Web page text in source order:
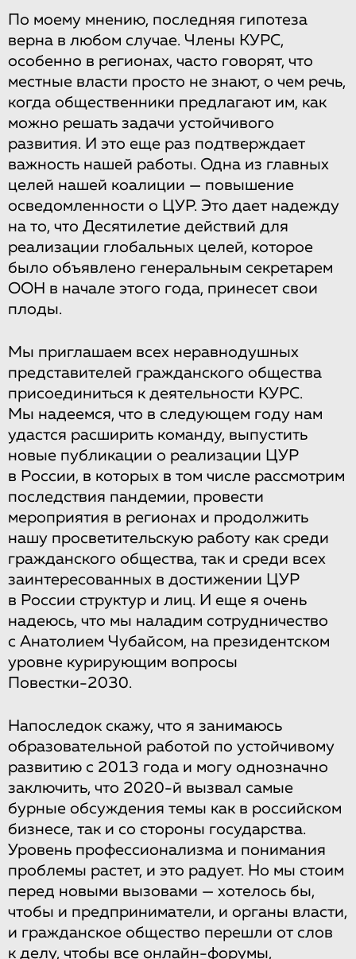
По моему мнению, последняя гипотеза
верна в любом случае. Члены КУРС,
особенно в регионах, часто говорят, что
местные власти просто не знают, о чем речь,
когда общественники предлагают им, как
можно решать задачи устойчивого
развития. И это еще раз подтверждает
важность нашей работы. Одна из главных
целей нашей коалиции — повышение
осведомленности о ЦУР. Это дает надежду
на то, что Десятилетие действий для
реализации глобальных целей, которое
было объявлено генеральным секретарем
ООН в начале этого года, принесет свои
плоды.
Мы приглашаем всех неравнодушных
представителей гражданского общества
присоединиться к деятельности КУРС.
Мы надеемся, что в следующем году нам
удастся расширить команду, выпустить
новые публикации о реализации ЦУР
в России, в которых в том числе рассмотрим
последствия пандемии, провести
мероприятия в регионах и продолжить
нашу просветительскую работу как среди
гражданского общества, так и среди всех
заинтересованных в достижении ЦУР
в России структур и лиц. И еще я очень
надеюсь, что мы наладим сотрудничество
с Анатолием Чубайсом, на президентском
уровне курирующим вопросы
Повестки-2030.
Напоследок скажу, что я занимаюсь
образовательной работой по устойчивому
развитию с 2013 года и могу однозначно
заключить, что 2020-й вызвал самые
бурные обсуждения темы как в российском
бизнесе, так и со стороны государства.
Уровень профессионализма и понимания
проблемы растет, и это радует. Но мы стоим
перед новыми вызовами — хотелось бы,
чтобы и предприниматели, и органы власти,
и гражданское общество перешли от слов
к делу, чтобы все онлайн-форумы,